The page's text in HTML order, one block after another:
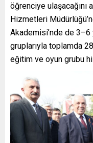
öğrenciye ulaşacağını
Hizmetleri
Akademisi’nde de
gruplarıyla toplamda
eğitim ve oyun grubu